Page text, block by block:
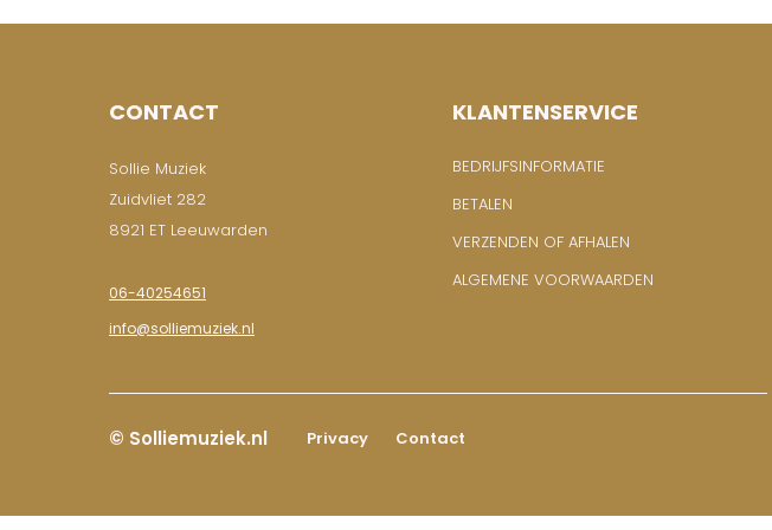
CONTACT
Sollie Muziek
Zuidvliet 282
8921 ET Leeuwarden
06-40254651
info@solliemuziek.nl
KLANTENSERVICE
BEDRIJFSINFORMATIE
BETALEN
VERZENDEN OF AFHALEN
ALGEMENE VOORWAARDEN
© Solliemuziek.nl Privacy Contact